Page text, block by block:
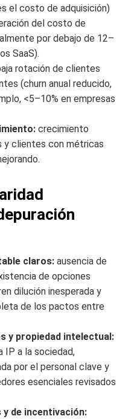
el costo de adquisición)
del costo de
por debajo de 12–
SaaS).
rotación de clientes
(churn anual reducido,
<5–10% en empresas
crecimiento
y clientes con métricas
claros: ausencia de
de opciones
dilución inesperada y
de los pactos entre
y propiedad intelectual:
IP a la sociedad,
por el personal clave y
esenciales revisados
de incentivación: